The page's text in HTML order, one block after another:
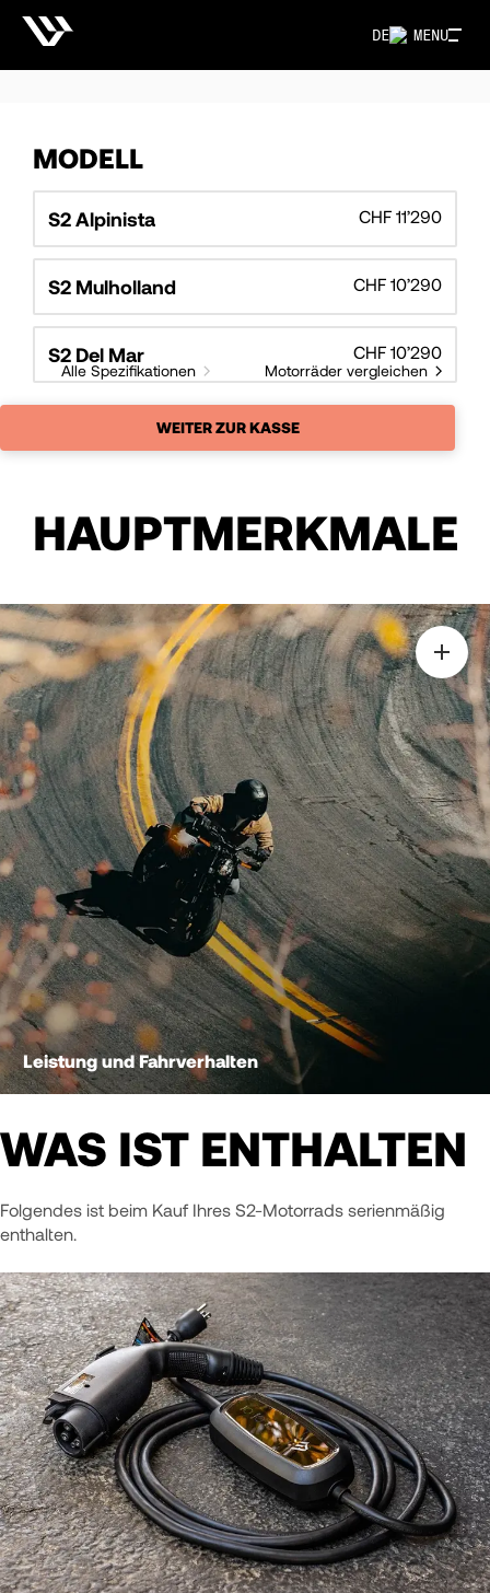
MENU
DE
MODELL
S2 Alpinista CHF 11’290
S2 Mulholland CHF 10’290
S2 Del Mar CHF 10’290
Alle Spezifikationen Motorräder vergleichen
WEITER ZUR KASSE
HAUPTMERKMALE
Leistung und Fahrverhalten
WAS IST ENTHALTEN
Folgendes ist beim Kauf Ihres S2-Motorrads serienmäßig
enthalten.